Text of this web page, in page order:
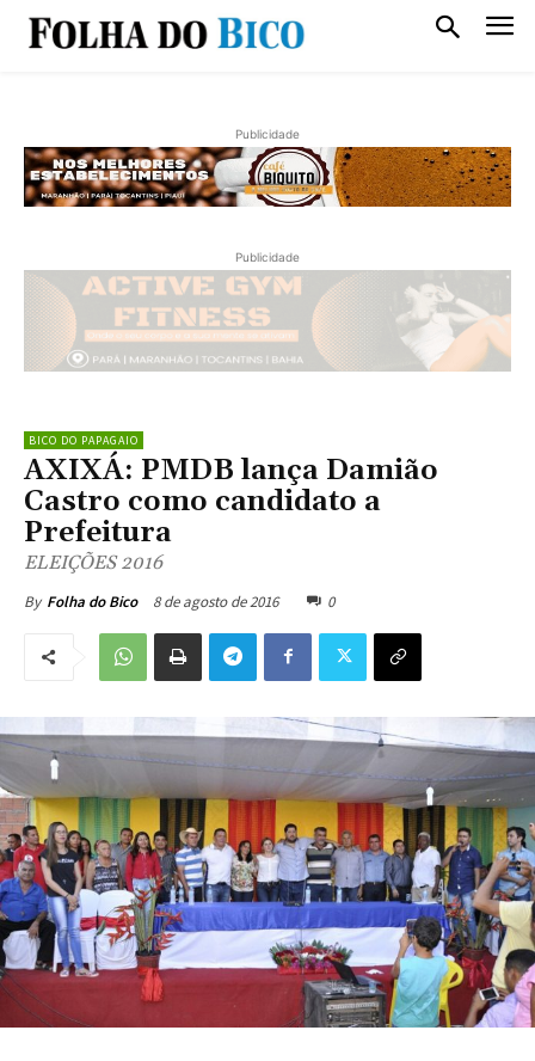
Publicidade
Publicidade
BICO DO PAPAGAIO
AXIXÁ: PMDB lança Damião
Castro como candidato a
Prefeitura
ELEIÇÕES 2016
By Folha do Bico 8 de agosto de 2016 0